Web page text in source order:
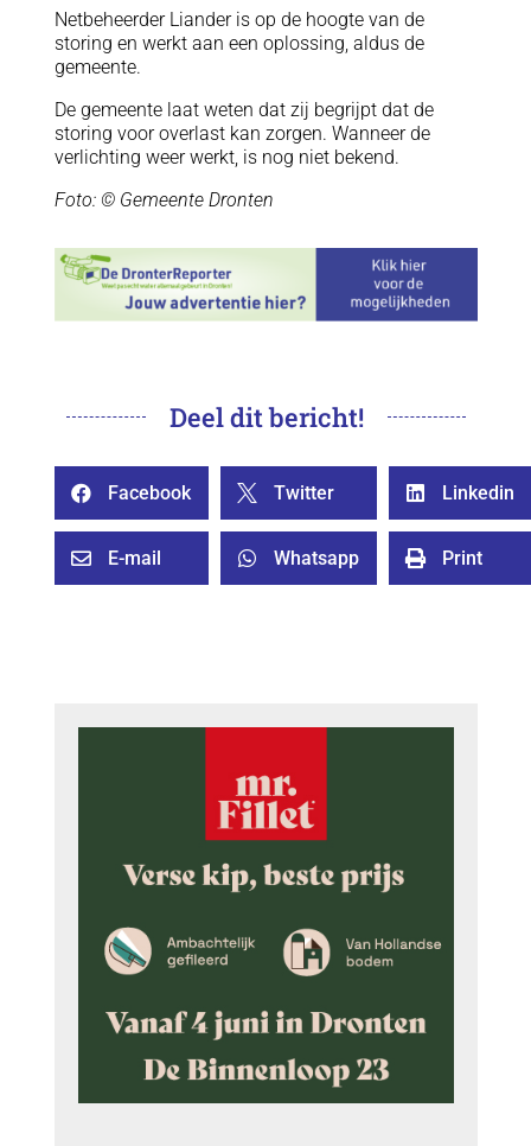
Netbeheerder Liander is op de hoogte van de
storing en werkt aan een oplossing, aldus de
gemeente.
De gemeente laat weten dat zij begrijpt dat de
storing voor overlast kan zorgen. Wanneer de
verlichting weer werkt, is nog niet bekend.
Foto: © Gemeente Dronten
Deel dit bericht!
 Facebook  Twitter  Linkedin
 E-mail  Whatsapp  Print